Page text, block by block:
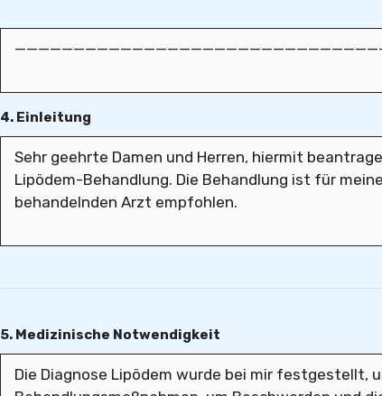
4. Einleitung
5. Medizinische Notwendigkeit